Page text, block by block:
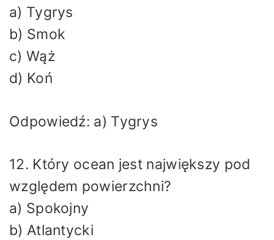
a) Tygrys
b) Smok
c) Wąż
d) Koń
Odpowiedź: a) Tygrys
12. Który ocean jest największy pod
względem powierzchni?
a) Spokojny
b) Atlantycki